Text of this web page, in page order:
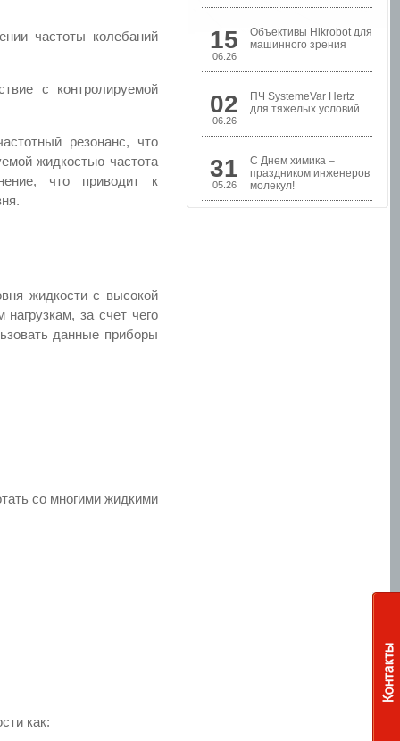
частоты колебаний
с контролируемой
резонанс, что
жидкостью частота
что приводит к
жидкости с высокой
за счет чего
данные приборы
со многими жидкими
как:
Шкафы управления
насосами
15
06.26
Объективы Hikrobot для
машинного зрения
02
06.26
ПЧ SystemeVar Hertz
для тяжелых условий
31
05.26
С Днем химика –
праздником инженеров
молекул!